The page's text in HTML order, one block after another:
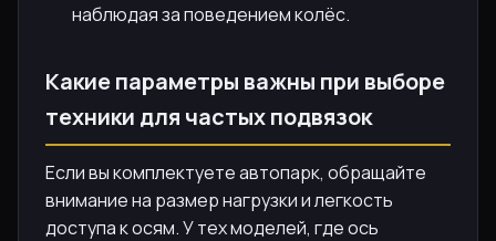
наблюдая за поведением колёс.
Какие параметры важны при выборе
техники для частых подвязок
Если вы комплектуете автопарк, обращайте
внимание на размер нагрузки и легкость
доступа к осям. У тех моделей, где ось